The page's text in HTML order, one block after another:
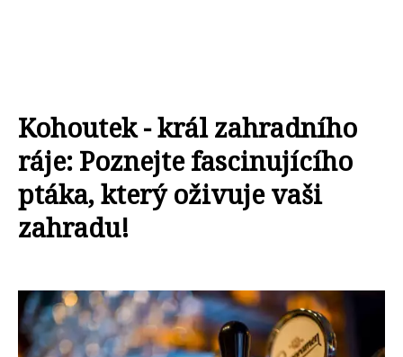
Kohoutek - král zahradního
ráje: Poznejte fascinujícího
ptáka, který oživuje vaši
zahradu!